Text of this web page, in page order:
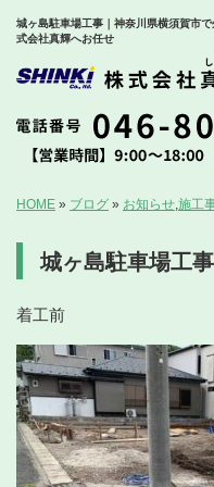
城ヶ島駐車場工事｜神奈川県横須賀市
式会社真輝へお任せ
HOME » ブログ » お知らせ,施工
城ヶ島駐車場工事
着工前